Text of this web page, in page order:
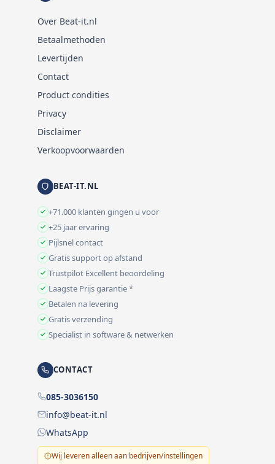
Over Beat-it.nl
Betaalmethoden
Levertijden
Contact
Product condities
Privacy
Disclaimer
Verkoopvoorwaarden
BEAT-IT.NL
+71.000 klanten gingen u voor
+25 jaar ervaring
Pijlsnel contact
Gratis support op afstand
Trustpilot Excellent beoordeling
Laagste Prijs garantie *
Betalen na levering
Gratis verzending
Specialist in software & netwerken
CONTACT
085-3036150
info@beat-it.nl
WhatsApp
Wij leveren alleen aan bedrijven/instellingen